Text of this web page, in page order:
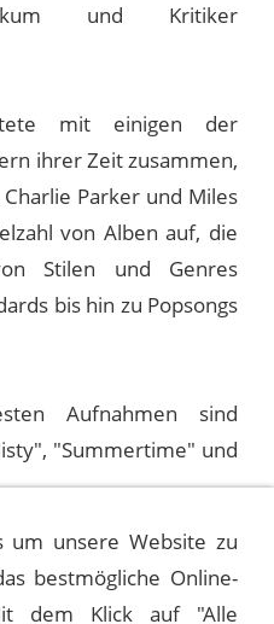
und Kritiker
mit einigen der
ihrer Zeit zusammen,
Parker und Miles
von Alben auf, die
Stilen und Genres
bis hin zu Popsongs
Aufnahmen sind
"Summertime" und
ENGLAND,
um unsere Website zu
bestmögliche Online-
dem Klick auf "Alle